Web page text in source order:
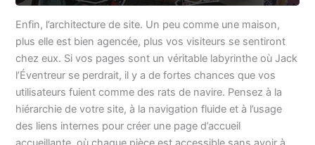
Enfin, l’architecture de site. Un peu comme une maison,
plus elle est bien agencée, plus vos visiteurs se sentiront
chez eux. Si vos pages sont un véritable labyrinthe où Jack
l’Éventreur se perdrait, il y a de fortes chances que vos
utilisateurs fuient comme des rats de navire. Pensez à la
hiérarchie de votre site, à la navigation fluide et à l’usage
des liens internes pour créer une page d’accueil